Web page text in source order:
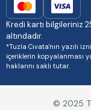
Kredi kartı bilgileriniz
altındadır.
*Tuzla Cıvata'nın yazılı
içeriklerin kopyalanması
haklarını saklı tutar.
© 2025